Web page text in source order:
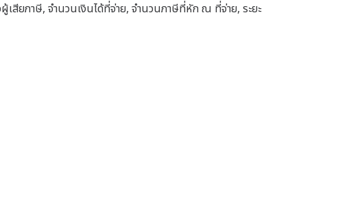
เสียภาษี, จำนวนเงินได้ที่จ่าย, จำนวนภาษีที่หัก ณ ที่จ่าย, ระยะ